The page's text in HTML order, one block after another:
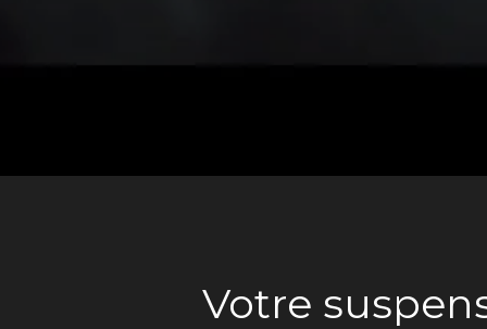
Votre